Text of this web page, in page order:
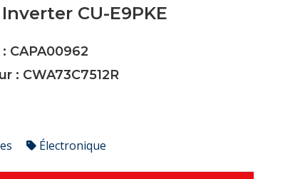
CU-E9PKE
CAPA00962
: CWA73C7512R
Électronique